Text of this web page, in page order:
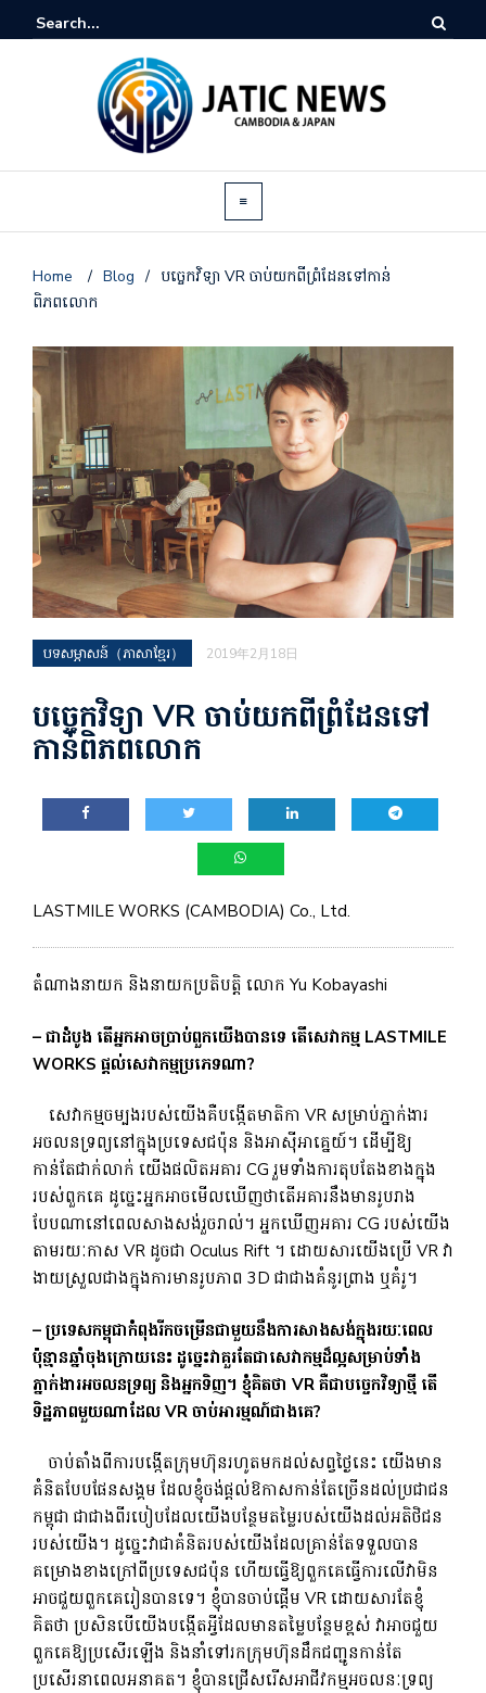
Home / Blog / បច្ចេកវិទ្យា VR ចាប់យកពីព្រំដែនទៅកាន់
ពិភពលោក
បទសម្ភាសន៍（ភាសាខ្មែរ） 2019年2月18日
បច្ចេកវិទ្យា VR ចាប់យកពីព្រំដែនទៅ
កាន់ពិភពលោក
LASTMILE WORKS (CAMBODIA) Co., Ltd.
តំណាងនាយក និងនាយកប្រតិបត្តិ លោក Yu Kobayashi
– ជាដំបូង តើអ្នកអាចប្រាប់ពួកយើងបានទេ តើសេវាកម្ម LASTMILE
WORKS ផ្តល់សេវាកម្មប្រភេទណា?
សេវាកម្មចម្បងរបស់យើងគឺបង្កើតមាតិកា VR សម្រាប់ភ្នាក់ងារ
អចលនទ្រព្យនៅក្នុងប្រទេសជប៉ុន និងអាស៊ីអាគ្នេយ៍។ ដើម្បីឱ្យ
កាន់តែជាក់លាក់ យើងផលិតអគារ CG រួមទាំងការតុបតែងខាងក្នុង
របស់ពួកគេ ដូច្នេះអ្នកអាចមើលឃើញថាតើអគារនឹងមានរូបរាង
បែបណានៅពេលសាងសង់រួចរាល់។ អ្នកឃើញអគារ CG របស់យើង
តាមរយៈកាស VR ដូចជា Oculus Rift ។ ដោយសារយើងប្រើ VR វា
ងាយស្រួលជាងក្នុងការមានរូបភាព 3D ជាជាងគំនូរព្រាង ឬគំរូ។
– ប្រទេសកម្ពុជាកំពុងរីកចម្រើនជាមួយនឹងការសាងសង់ក្នុងរយៈពេល
ប៉ុន្មានឆ្នាំចុងក្រោយនេះ ដូច្នេះវាគួរតែជាសេវាកម្មដ៏ល្អសម្រាប់ទាំង
ភ្នាក់ងារអចលនទ្រព្យ និងអ្នកទិញ។ ខ្ញុំគិតថា VR គឺជាបច្ចេកវិទ្យាថ្មី តើ
ទិដ្ឋភាពមួយណាដែល VR ចាប់អារម្មណ៍ជាងគេ?
ចាប់តាំងពីការបង្កើតក្រុមហ៊ុនរហូតមកដល់សព្វថ្ងៃនេះ យើងមាន
គំនិតបែបផែនសង្គម ដែលខ្ញុំចង់ផ្តល់ឱកាសកាន់តែច្រើនដល់ប្រជាជន
កម្ពុជា ជាជាងពីរបៀបដែលយើងបន្ថែមតម្លៃរបស់យើងដល់អតិថិជន
របស់យើង។ ដូច្នេះ​វា​ជា​គំនិត​របស់​យើង​ដែល​គ្រាន់​តែ​ទទួល​បាន​
គម្រោង​ខាង​ក្រៅ​ពី​ប្រទេស​ជប៉ុន ហើយ​ធ្វើ​ឱ្យ​ពួកគេ​ធ្វើការ​លើ​វា​មិន​
អាច​ជួយ​ពួកគេ​រៀន​បាន​ទេ។ ខ្ញុំបានចាប់ផ្តើម VR ដោយសារតែខ្ញុំ
គិតថា ប្រសិនបើយើងបង្កើតអ្វីដែលមានតម្លៃបន្ថែមខ្ពស់ វាអាចជួយ
ពួកគេឱ្យប្រសើរឡើង និងនាំទៅរកក្រុមហ៊ុនដឹកជញ្ជូនកាន់តែ
ប្រសើរនាពេលអនាគត។ ខ្ញុំបានជ្រើសរើសអាជីវកម្មអចលនៈទ្រព្យ